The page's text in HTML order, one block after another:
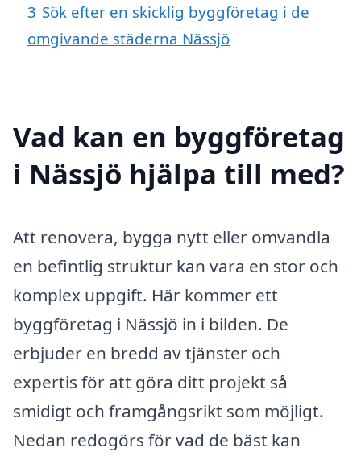
3 Sök efter en skicklig byggföretag i de
omgivande städerna Nässjö
Vad kan en byggföretag
i Nässjö hjälpa till med?
Att renovera, bygga nytt eller omvandla
en befintlig struktur kan vara en stor och
komplex uppgift. Här kommer ett
byggföretag i Nässjö in i bilden. De
erbjuder en bredd av tjänster och
expertis för att göra ditt projekt så
smidigt och framgångsrikt som möjligt.
Nedan redogörs för vad de bäst kan